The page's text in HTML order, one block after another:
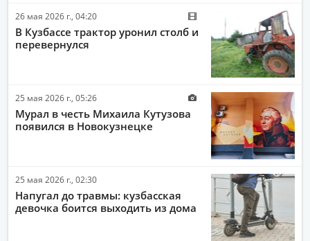
26 мая 2026 г., 04:20
В Кузбассе трактор уронил столб и
перевернулся
25 мая 2026 г., 05:26
Мурал в честь Михаила Кутузова
появился в Новокузнецке
25 мая 2026 г., 02:30
Напугал до травмы: кузбасская
девочка боится выходить из дома